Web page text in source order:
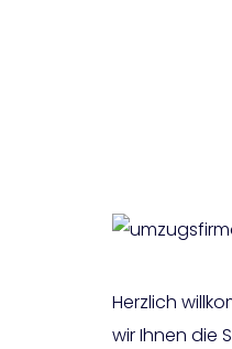
Herzlich
wir Ihnen die